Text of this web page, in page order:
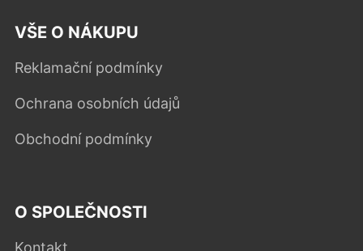
VŠE O NÁKUPU
Reklamační podmínky
Ochrana osobních údajů
Obchodní podmínky
O SPOLEČNOSTI
Kontakt